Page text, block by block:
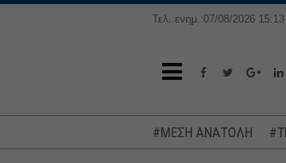
Τελ. ενημ.:07/08/2026 15:13
#ΜΕΣΗ ΑΝΑΤΟΛΗ